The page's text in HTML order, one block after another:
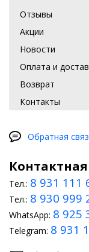
Отзывы
Акции
Новости
Оплата и
Возврат
Контакты
Обратная
Тел.: 8 931 111
Тел.: 8 930 999
WhatsApp: 8 925
Telegram: 8 931